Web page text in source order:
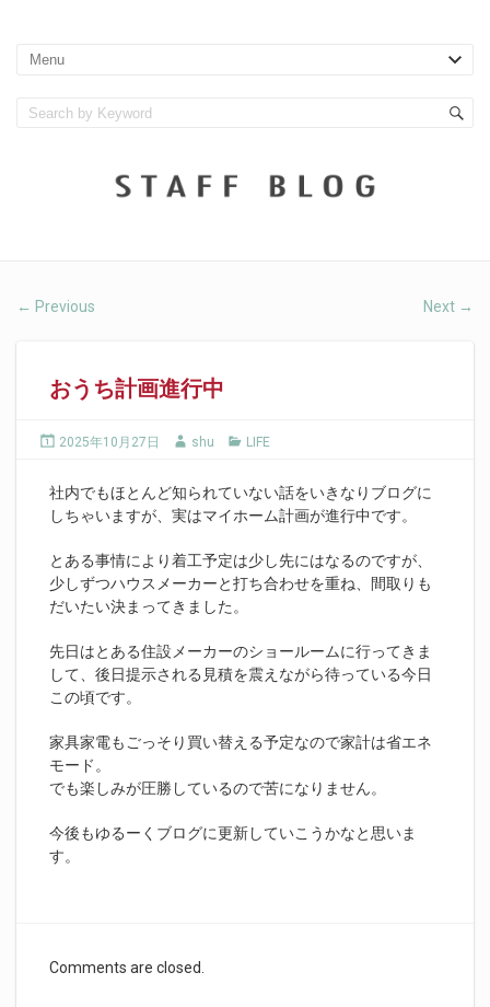
← Previous Next →
おうち計画進行中
2025年10月27日 shu LIFE
社内でもほとんど知られていない話をいきなりブログに
しちゃいますが、実はマイホーム計画が進行中です。
とある事情により着工予定は少し先にはなるのですが、
少しずつハウスメーカーと打ち合わせを重ね、間取りも
だいたい決まってきました。
先日はとある住設メーカーのショールームに行ってきま
して、後日提示される見積を震えながら待っている今日
この頃です。
家具家電もごっそり買い替える予定なので家計は省エネ
モード。
でも楽しみが圧勝しているので苦になりません。
今後もゆるーくブログに更新していこうかなと思いま
す。
Comments are closed.